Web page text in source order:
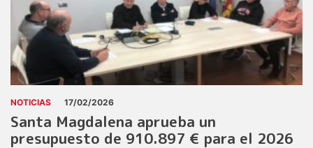
NOTICIAS 17/02/2026
Santa Magdalena aprueba un
presupuesto de 910.897 € para el 2026